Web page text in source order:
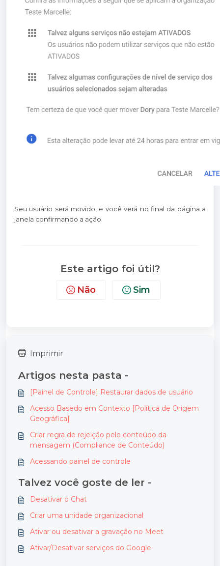
Seu usuário será movido, e você verá no final da página a
janela confirmando a ação.
Este artigo foi útil?
Não Sim
Imprimir
Artigos nesta pasta -
[Painel de Controle] Restaurar dados de usuário
Acesso Basedo em Contexto [Política de Origem
Geográfica]
Criar regra de rejeição pelo conteúdo da
mensagem (Compliance de Conteúdo)
Acessando painel de controle
Talvez você goste de ler -
Desativar o Chat
Criar uma unidade organizacional
Ativar ou desativar a gravação no Meet
Ativar/Desativar serviços do Google